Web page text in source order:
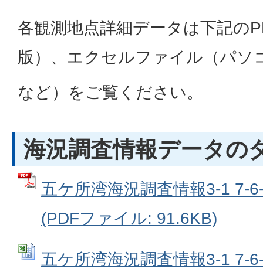
各観測地点詳細データは下記の
版）、エクセルファイル（パソ
など）をご覧ください。
海況調査情報データの
五ケ所湾海況調査情報3-1 7-
(PDFファイル: 91.6KB)
五ケ所湾海況調査情報3-1 7-